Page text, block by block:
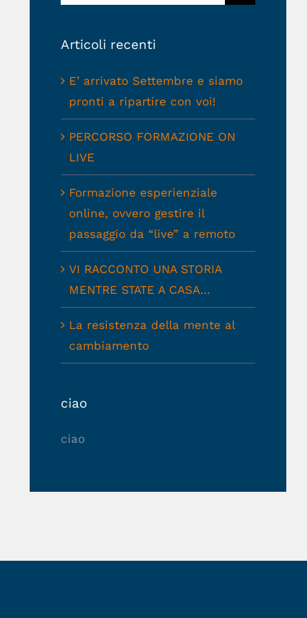
per:
Articoli recenti
E’ arrivato Settembre e siamo
pronti a ripartire con voi!
PERCORSO FORMAZIONE ON
LIVE
Formazione esperienziale
online, ovvero gestire il
passaggio da “live” a remoto
VI RACCONTO UNA STORIA
MENTRE STATE A CASA…
La resistenza della mente al
cambiamento
ciao
ciao